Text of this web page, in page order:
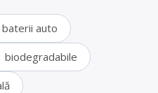
baterii auto
biodegradabile